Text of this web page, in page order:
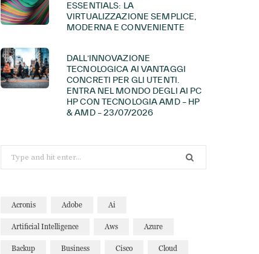
ESSENTIALS: LA
VIRTUALIZZAZIONE SEMPLICE,
MODERNA E CONVENIENTE
DALL’INNOVAZIONE
TECNOLOGICA AI VANTAGGI
CONCRETI PER GLI UTENTI.
ENTRA NEL MONDO DEGLI AI PC
HP CON TECNOLOGIA AMD – HP
& AMD – 23/07/2026
for:
Acronis Adobe Ai
Artificial Intelligence Aws Azure
Backup Business Cisco Cloud